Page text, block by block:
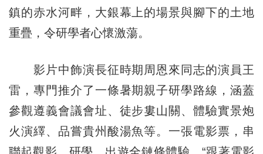
鎮的赤水河畔，大銀幕上的場景與腳下的土地
重疊，令研學者心懷激蕩。
影片中飾演長征時期周恩來同志的演員王
雷，專門推介了一條暑期親子研學路線，涵蓋
參觀遵義會議會址、徒步婁山關、體驗實景炮
火演繹、品嘗貴州酸湯魚等。一張電影票，串